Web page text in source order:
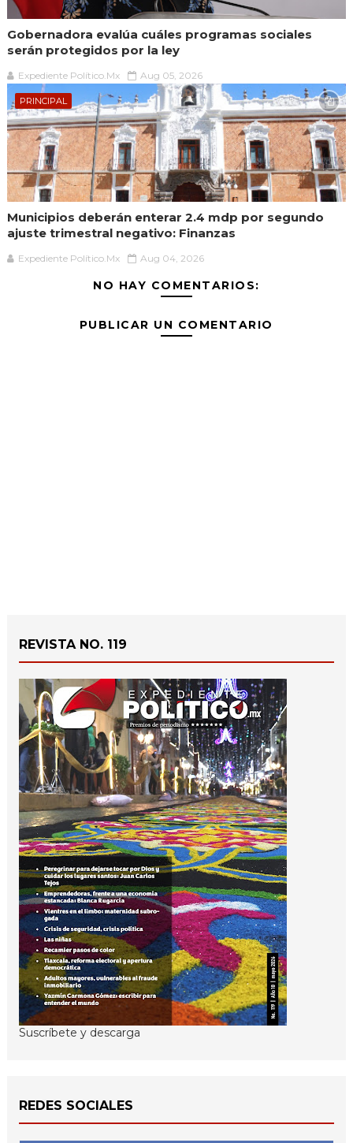
Gobernadora evalúa cuáles programas sociales
serán protegidos por la ley
Expediente Político.Mx Aug 05, 2026
PRINCIPAL
Municipios deberán enterar 2.4 mdp por segundo
ajuste trimestral negativo: Finanzas
Expediente Político.Mx Aug 04, 2026
NO HAY COMENTARIOS:
PUBLICAR UN COMENTARIO
REVISTA NO. 119
Suscríbete y descarga
REDES SOCIALES